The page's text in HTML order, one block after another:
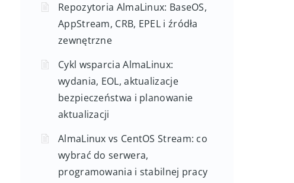
Repozytoria AlmaLinux: BaseOS,
AppStream, CRB, EPEL i źródła
zewnętrzne
Cykl wsparcia AlmaLinux:
wydania, EOL, aktualizacje
bezpieczeństwa i planowanie
aktualizacji
AlmaLinux vs CentOS Stream: co
wybrać do serwera,
programowania i stabilnej pracy